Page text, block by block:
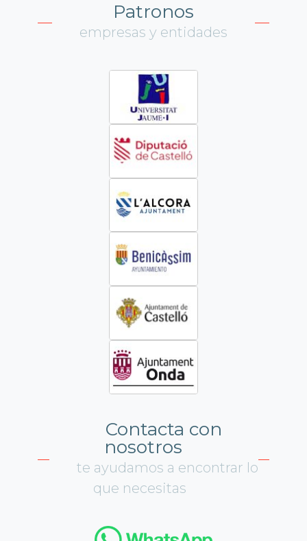
Patronos
empresas y entidades
Contacta con
nosotros
te ayudamos a encontrar lo
que necesitas